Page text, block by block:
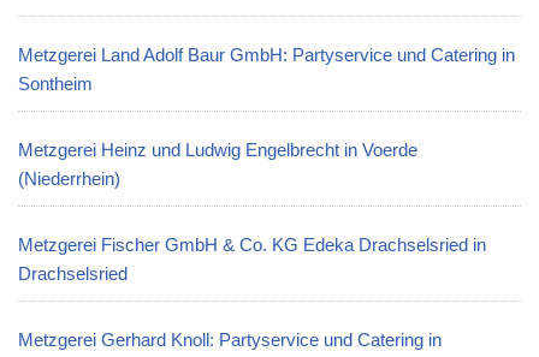
Metzgerei Land Adolf Baur GmbH: Partyservice und Catering in
Sontheim
Metzgerei Heinz und Ludwig Engelbrecht in Voerde
(Niederrhein)
Metzgerei Fischer GmbH & Co. KG Edeka Drachselsried in
Drachselsried
Metzgerei Gerhard Knoll: Partyservice und Catering in